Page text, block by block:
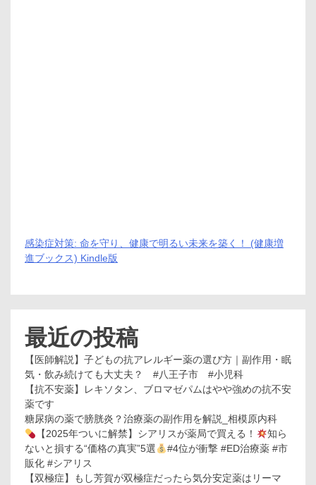
感染症対策: 命を守り、健康で明るい未来を築く！ (健康増
進ブックス) Kindle版
最近の投稿
【医師解説】子どもの抗アレルギー薬の選び方｜副作用・眠
気・飲み続けても大丈夫？ #八王子市 #小児科
【抗不安薬】レキソタン、ブロマゼパムはやや強めの抗不安
薬です
糖尿病の薬で膀胱炎？治療薬の副作用を解説_相模原内科
【2025年ついに解禁】シアリスが薬局で買える！
知ら
ないと損する“価格の真実”5選
#4位が衝撃 #ED治療薬 #市
販化 #シアリス
【双極症】もし芳賀が双極症だったら気分安定薬はリーマ